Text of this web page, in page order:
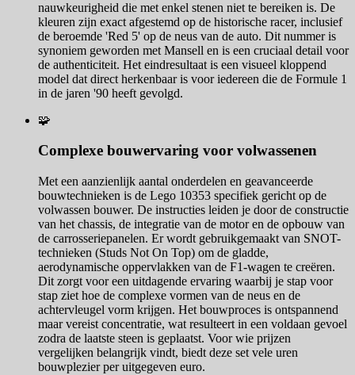
nauwkeurigheid die met enkel stenen niet te bereiken is. De
kleuren zijn exact afgestemd op de historische racer, inclusief
de beroemde 'Red 5' op de neus van de auto. Dit nummer is
synoniem geworden met Mansell en is een cruciaal detail voor
de authenticiteit. Het eindresultaat is een visueel kloppend
model dat direct herkenbaar is voor iedereen die de Formule 1
in de jaren '90 heeft gevolgd.
🧩
Complexe bouwervaring voor volwassenen
Met een aanzienlijk aantal onderdelen en geavanceerde
bouwtechnieken is de Lego 10353 specifiek gericht op de
volwassen bouwer. De instructies leiden je door de constructie
van het chassis, de integratie van de motor en de opbouw van
de carrosseriepanelen. Er wordt gebruikgemaakt van SNOT-
technieken (Studs Not On Top) om de gladde,
aerodynamische oppervlakken van de F1-wagen te creëren.
Dit zorgt voor een uitdagende ervaring waarbij je stap voor
stap ziet hoe de complexe vormen van de neus en de
achtervleugel vorm krijgen. Het bouwproces is ontspannend
maar vereist concentratie, wat resulteert in een voldaan gevoel
zodra de laatste steen is geplaatst. Voor wie prijzen
vergelijken belangrijk vindt, biedt deze set vele uren
bouwplezier per uitgegeven euro.